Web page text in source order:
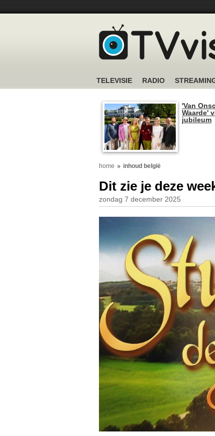
TELEVISIE RADIO
'Van
Waarde'
jubileum
home inhoud belgië
Dit zie je deze
zondag 7 december 2025